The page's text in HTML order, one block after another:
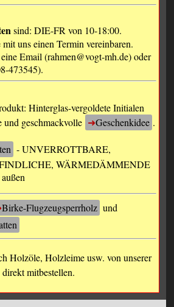
sind: DIE-FR von 10-18:00.
uns einen Termin vereinbaren.
Email (rahmen@vogt-mh.de) oder
473545).
Hinterglas-vergoldete Initialen
und geschmackvolle
Geschenkidee .
- UNVERROTTBARE,
WÄRMEDÄMMENDE
Birke-Flugzeugsperrholz und
Holzöle, Holzleime usw. von unserer
direkt mitbestellen.